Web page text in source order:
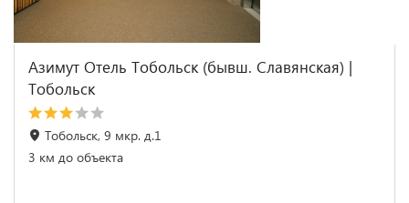
Азимут Отель Тобольск (бывш. Славянская) |
Тобольск
Тобольск, 9 мкр. д.1
3 км до объекта